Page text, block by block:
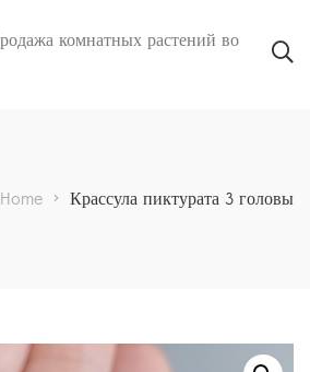
Home > Крассула пиктурата 3 головы